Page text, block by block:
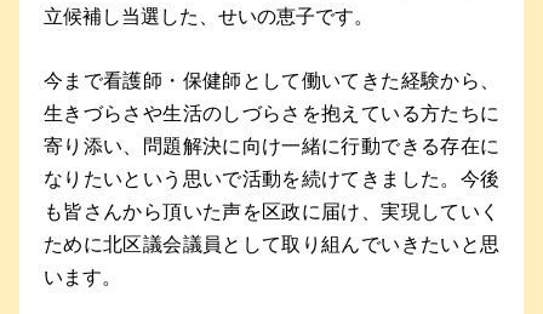
立候補し当選した、せいの恵子です。
今まで看護師・保健師として働いてきた経験から、
生きづらさや生活のしづらさを抱えている方たちに
寄り添い、問題解決に向け一緒に行動できる存在に
なりたいという思いで活動を続けてきました。今後
も皆さんから頂いた声を区政に届け、実現していく
ために北区議会議員として取り組んでいきたいと思
います。